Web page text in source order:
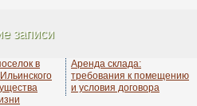
записи
в
Аренда склада:
требования к помещению
и условия договора